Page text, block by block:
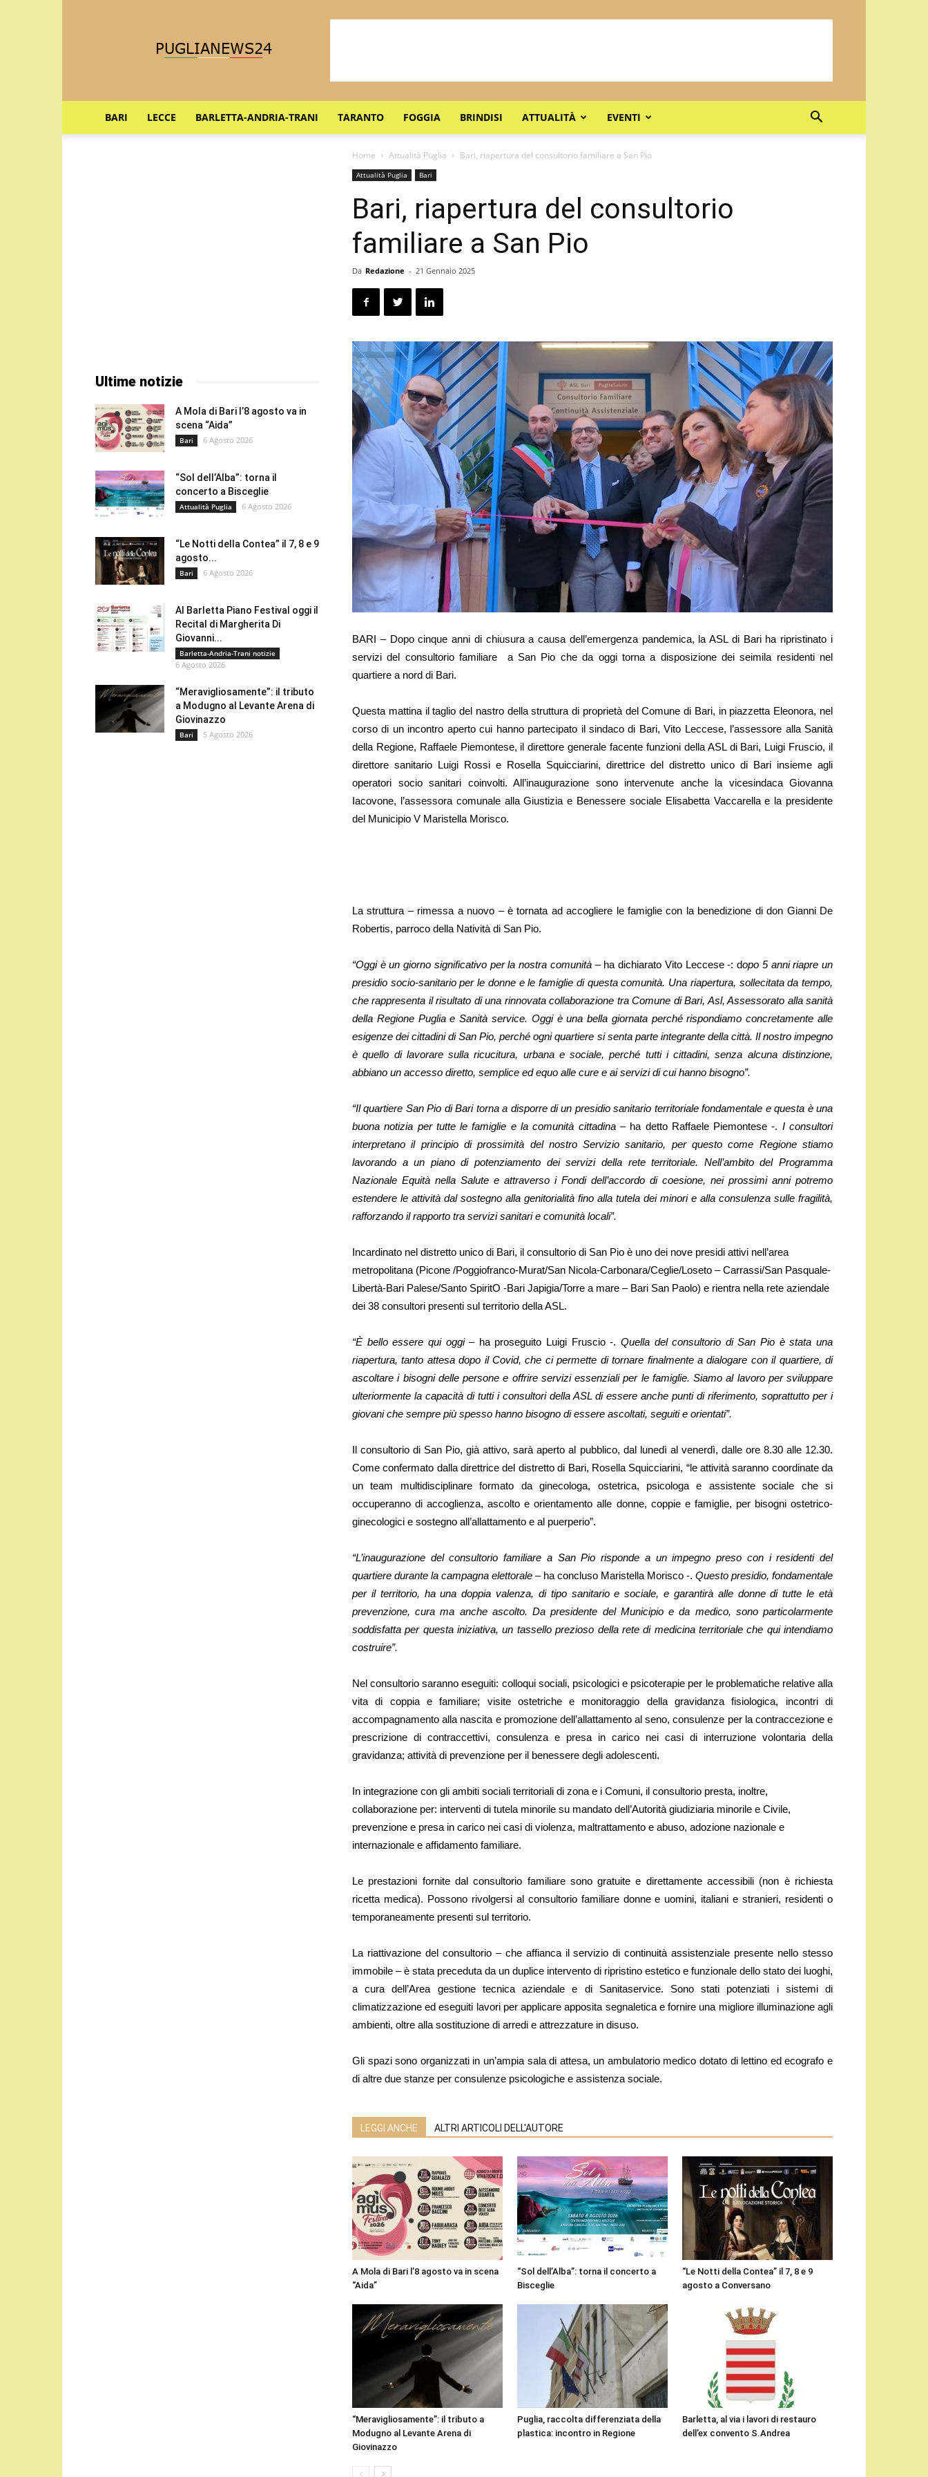
BARI LECCE BARLETTA-ANDRIA-TRANI TARANTO FOGGIA BRINDISI ATTUALITÀ EVENTI
Home Attualità Puglia Bari, riapertura del consultorio familiare a San Pio
Attualità Puglia Bari
Bari, riapertura del consultorio
familiare a San Pio
Da Redazione - 21 Gennaio 2025
BARI – Dopo cinque anni di chiusura a causa dell’emergenza pandemica, la ASL di Bari ha ripristinato i
servizi del consultorio familiare a San Pio che da oggi torna a disposizione dei seimila residenti nel
quartiere a nord di Bari.
Questa mattina il taglio del nastro della struttura di proprietà del Comune di Bari, in piazzetta Eleonora, nel
corso di un incontro aperto cui hanno partecipato il sindaco di Bari, Vito Leccese, l’assessore alla Sanità
della Regione, Raffaele Piemontese, il direttore generale facente funzioni della ASL di Bari, Luigi Fruscio, il
direttore sanitario Luigi Rossi e Rosella Squicciarini, direttrice del distretto unico di Bari insieme agli
operatori socio sanitari coinvolti. All’inaugurazione sono intervenute anche la vicesindaca Giovanna
Iacovone, l’assessora comunale alla Giustizia e Benessere sociale Elisabetta Vaccarella e la presidente
del Municipio V Maristella Morisco.
La struttura – rimessa a nuovo – è tornata ad accogliere le famiglie con la benedizione di don Gianni De
Robertis, parroco della Natività di San Pio.
“Oggi è un giorno significativo per la nostra comunità– ha dichiarato Vito Leccese -: dopo 5 anni riapre un
presidio socio-sanitario per le donne e le famiglie di questa comunità. Una riapertura, sollecitata da tempo,
che rappresenta il risultato di una rinnovata collaborazione tra Comune di Bari, Asl, Assessorato alla sanità
della Regione Puglia e Sanità service. Oggi è una bella giornata perché rispondiamo concretamente alle
esigenze dei cittadini di San Pio, perché ogni quartiere si senta parte integrante della città. Il nostro impegno
è quello di lavorare sulla ricucitura, urbana e sociale, perché tutti i cittadini, senza alcuna distinzione,
abbiano un accesso diretto, semplice ed equo alle cure e ai servizi di cui hanno bisogno”.
“Il quartiere San Pio di Bari torna a disporre di un presidio sanitario territoriale fondamentale e questa è una
buona notizia per tutte le famiglie e la comunità cittadina– ha detto Raffaele Piemontese -. I consultori
interpretano il principio di prossimità del nostro Servizio sanitario, per questo come Regione stiamo
lavorando a un piano di potenziamento dei servizi della rete territoriale. Nell’ambito del Programma
Nazionale Equità nella Salute e attraverso i Fondi dell’accordo di coesione, nei prossimi anni potremo
estendere le attività dal sostegno alla genitorialità fino alla tutela dei minori e alla consulenza sulle fragilità,
rafforzando il rapporto tra servizi sanitari e comunità locali”.
Incardinato nel distretto unico di Bari, il consultorio di San Pio è uno dei nove presidi attivi nell’area
metropolitana (Picone /Poggiofranco-Murat/San Nicola-Carbonara/Ceglie/Loseto – Carrassi/San Pasquale-
Libertà-Bari Palese/Santo SpiritO -Bari Japigia/Torre a mare – Bari San Paolo) e rientra nella rete aziendale
dei 38 consultori presenti sul territorio della ASL.
“È bello essere qui oggi– ha proseguito Luigi Fruscio -. Quella del consultorio di San Pio è stata una
riapertura, tanto attesa dopo il Covid, che ci permette di tornare finalmente a dialogare con il quartiere, di
ascoltare i bisogni delle persone e offrire servizi essenziali per le famiglie. Siamo al lavoro per sviluppare
ulteriormente la capacità di tutti i consultori della ASL di essere anche punti di riferimento, soprattutto per i
giovani che sempre più spesso hanno bisogno di essere ascoltati, seguiti e orientati”.
Il consultorio di San Pio, già attivo, sarà aperto al pubblico, dal lunedì al venerdì, dalle ore 8.30 alle 12.30.
Come confermato dalla direttrice del distretto di Bari, Rosella Squicciarini, “le attività saranno coordinate da
un team multidisciplinare formato da ginecologa, ostetrica, psicologa e assistente sociale che si
occuperanno di accoglienza, ascolto e orientamento alle donne, coppie e famiglie, per bisogni ostetrico-
ginecologici e sostegno all’allattamento e al puerperio”.
“L’inaugurazione del consultorio familiare a San Pio risponde a un impegno preso con i residenti del
quartiere durante la campagna elettorale –ha concluso Maristella Morisco -. Questo presidio, fondamentale
per il territorio, ha una doppia valenza, di tipo sanitario e sociale, e garantirà alle donne di tutte le età
prevenzione, cura ma anche ascolto. Da presidente del Municipio e da medico, sono particolarmente
soddisfatta per questa iniziativa, un tassello prezioso della rete di medicina territoriale che qui intendiamo
costruire”.
Nel consultorio saranno eseguiti: colloqui sociali, psicologici e psicoterapie per le problematiche relative alla
vita di coppia e familiare; visite ostetriche e monitoraggio della gravidanza fisiologica, incontri di
accompagnamento alla nascita e promozione dell’allattamento al seno, consulenze per la contraccezione e
prescrizione di contraccettivi, consulenza e presa in carico nei casi di interruzione volontaria della
gravidanza; attività di prevenzione per il benessere degli adolescenti.
In integrazione con gli ambiti sociali territoriali di zona e i Comuni, il consultorio presta, inoltre,
collaborazione per: interventi di tutela minorile su mandato dell’Autorità giudiziaria minorile e Civile,
prevenzione e presa in carico nei casi di violenza, maltrattamento e abuso, adozione nazionale e
internazionale e affidamento familiare.
Le prestazioni fornite dal consultorio familiare sono gratuite e direttamente accessibili (non è richiesta
ricetta medica). Possono rivolgersi al consultorio familiare donne e uomini, italiani e stranieri, residenti o
temporaneamente presenti sul territorio.
La riattivazione del consultorio – che affianca il servizio di continuità assistenziale presente nello stesso
immobile – è stata preceduta da un duplice intervento di ripristino estetico e funzionale dello stato dei luoghi,
a cura dell’Area gestione tecnica aziendale e di Sanitaservice. Sono stati potenziati i sistemi di
climatizzazione ed eseguiti lavori per applicare apposita segnaletica e fornire una migliore illuminazione agli
ambienti, oltre alla sostituzione di arredi e attrezzature in disuso.
Gli spazi sono organizzati in un’ampia sala di attesa, un ambulatorio medico dotato di lettino ed ecografo e
di altre due stanze per consulenze psicologiche e assistenza sociale.
LEGGI ANCHE ALTRI ARTICOLI DELL'AUTORE
A Mola di Bari l’8 agosto va in scena
“Aida”
“Sol dell’Alba”: torna il concerto a
Bisceglie
“Le Notti della Contea” il 7, 8 e 9
agosto a Conversano
“Meravigliosamente”: il tributo a
Modugno al Levante Arena di
Giovinazzo
Puglia, raccolta differenziata della
plastica: incontro in Regione
Barletta, al via i lavori di restauro
dell’ex convento S.Andrea
Ultime notizie
A Mola di Bari l’8 agosto va in
scena “Aida”
Bari 6 Agosto 2026
“Sol dell’Alba”: torna il
concerto a Bisceglie
Attualità Puglia 6 Agosto 2026
“Le Notti della Contea” il 7, 8 e 9
agosto...
Bari 6 Agosto 2026
Al Barletta Piano Festival oggi il
Recital di Margherita Di
Giovanni...
Barletta-Andria-Trani notizie
6 Agosto 2026
“Meravigliosamente”: il tributo
a Modugno al Levante Arena di
Giovinazzo
Bari 5 Agosto 2026